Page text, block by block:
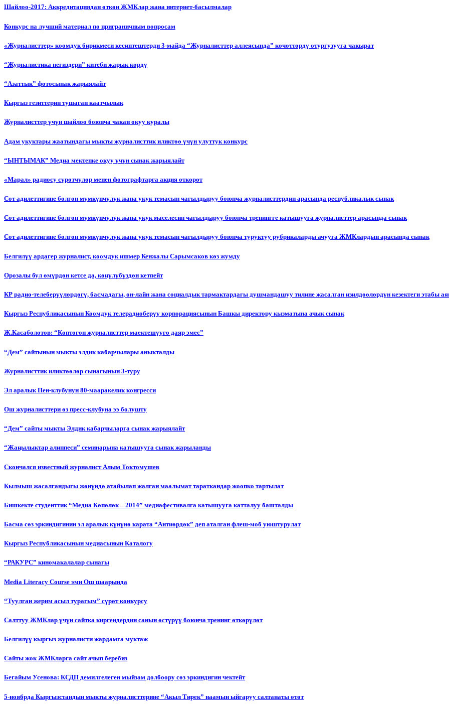
Шайлоо-2017: Аккредитациядан өткөн ЖМКлар жана интернет-басылмалар
Конкурс на лучший материал по приграничным вопросам
«Журналисттер» коомдук бирикмеси кесиптештерди 3-майда “Журналисттер аллеясында” көчөттөрдү отургузууга чакырат
“Журналистика негиздери” китеби жарык көрдү
“Азаттык” фотосынак жарыялайт
Кыргыз гезиттерин тушаган каатчылык
Журналисттер үчүн шайлоо боюнча чакан окуу куралы
Адам укуктары жаатындагы мыкты журналисттик иликтөө үчүн улуттук конкурс
“ЫНТЫМАК” Медиа мектепке окуу үчүн сынак жарыялайт
«Марал» радиосу сүрөтчүлөр менен фотографтарга акция өткөрөт
Сот адилеттигине болгон мүмкүнчүлүк жана укук темасын чагылдыруу боюнча журналисттердин арасында республикалык сынак
Сот адилеттигине болгон мүмкүнчүлүк жана укук маселесин чагылдыруу боюнча тренингге катышууга журналисттер арасында сынак
Сот адилеттигине болгон мүмкүнчүлүк жана укук темасын чагылдыруу боюнча туруктуу рубрикаларды ачууга ЖМКлардын арасында сынак
Белгилүү ардагер журналист, коомдук ишмер Кенжалы Сарымсаков көз жумду
Орозалы бул өмүрдөн кетсе да, көңүлүбүздөн кетпейт
КР радио-телеберүүлөрдөгү, басмадагы, он-лайн жана социалдык тармактардагы душмандашуу тилине жасалган изилдөөлөрдүн кезектеги этабы
Кыргыз Республикасынын Коомдук телерадиоберүү корпорациясынын Башкы директору кызматына ачык сынак
Ж.Касаболотов: “Көптөгөн журналисттер маектешүүгө даяр эмес”
“Дем” сайтынын мыкты элдик кабарчылары аныкталды
Журналисттик иликтөөлөр сынагынын 3-туру
Эл аралык Пен-клубунун 80-мааракелик конгресси
Ош журналисттери өз пресс-клубуна ээ болушту
“Дем” сайты мыкты Элдик кабарчыларга сынак жарыялайт
“Жаңылыктар алиппеси” семинарына катышууга сынак жарыланды
Cкончался известный журналист Алым Токтомушев
Кылмыш жасалгандыгы жөнүндө атайылап жалган маалымат тараткандар жоопко тартылат
Бишкекте студенттик “Медиа Көпөлөк – 2014” медиафестивалга катышууга катталуу башталды
Басма сөз эркиндигинин эл аралык күнүнө карата “Антиөрдөк” деп аталган флеш-моб уюштурулат
Кыргыз Республикасынын медиасынын Каталогу
“РАКУРС” киномакалалар сынагы
Media Literacy Сourse эми Ош шаарында
“Туулган жерим асыл турагым” сүрөт конкурсу
Салттуу ЖМКлар үчүн сайтка киргендердин санын өстүрүү боюнча тренинг өткөрүлөт
Белгилүү кыргыз журналисти жардамга муктаж
Сайты жок ЖМКларга сайт ачып беребиз
Бегайым Усенова: КСДП демилгелеген мыйзам долбоору сөз эркиндигин чектейт
5-ноябрда Кыргызстандын мыкты журналисттерине “Акыл Тирек” наамын ыйгаруу салтанаты өтөт